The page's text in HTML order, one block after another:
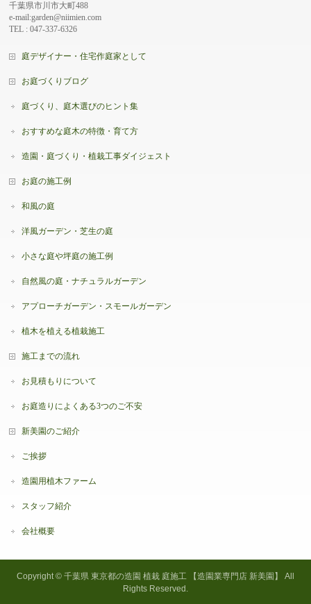
千葉県市川市大町488
e-mail:garden@niimien.com
TEL : 047-337-6326
庭デザイナー・住宅作庭家として
お庭づくりブログ
庭づくり、庭木選びのヒント集
おすすめな庭木の特徴・育て方
造園・庭づくり・植栽工事ダイジェスト
お庭の施工例
和風の庭
洋風ガーデン・芝生の庭
小さな庭や坪庭の施工例
自然風の庭・ナチュラルガーデン
アプローチガーデン・スモールガーデン
植木を植える植栽施工
施工までの流れ
お見積もりについて
お庭造りによくある3つのご不安
新美園のご紹介
ご挨拶
造園用植木ファーム
スタッフ紹介
会社概要
Copyright © 千葉県 東京都の造園 植栽 庭施工 【造園業専門店 新美園】
All
Rights Reserved.